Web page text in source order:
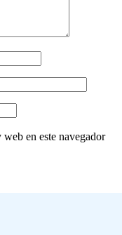
en este navegador